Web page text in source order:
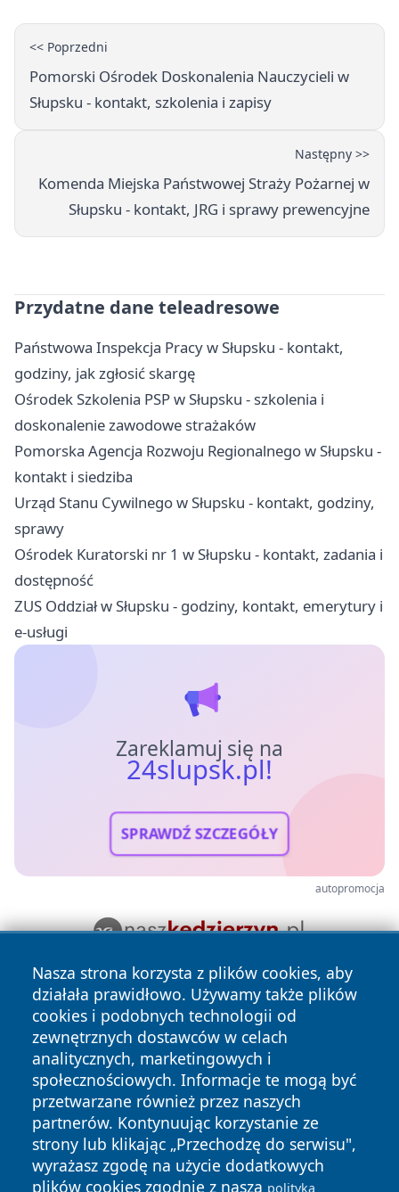
<< Poprzedni
Pomorski Ośrodek Doskonalenia Nauczycieli w
Słupsku - kontakt, szkolenia i zapisy
Następny >>
Komenda Miejska Państwowej Straży Pożarnej w
Słupsku - kontakt, JRG i sprawy prewencyjne
Przydatne dane teleadresowe
Państwowa Inspekcja Pracy w Słupsku - kontakt,
godziny, jak zgłosić skargę
Ośrodek Szkolenia PSP w Słupsku - szkolenia i
doskonalenie zawodowe strażaków
Pomorska Agencja Rozwoju Regionalnego w Słupsku -
kontakt i siedziba
Urząd Stanu Cywilnego w Słupsku - kontakt, godziny,
sprawy
Ośrodek Kuratorski nr 1 w Słupsku - kontakt, zadania i
dostępność
ZUS Oddział w Słupsku - godziny, kontakt, emerytury i
e-usługi
Zareklamuj się na
24slupsk.pl!
SPRAWDŹ SZCZEGÓŁY
autopromocja
Nasza strona korzysta z plików cookies, aby
działała prawidłowo. Używamy także plików
cookies i podobnych technologii od
zewnętrznych dostawców w celach
analitycznych, marketingowych i
społecznościowych. Informacje te mogą być
przetwarzane również przez naszych
partnerów. Kontynuując korzystanie ze
strony lub klikając „Przechodzę do serwisu",
wyrażasz zgodę na użycie dodatkowych
plików cookies zgodnie z naszą polityką
Copyright © 2026 24slupsk.pl Wszystkie prawa zastrzeżone.
News Autorzy
Polityka
Prywatności
Polityka
Cookies